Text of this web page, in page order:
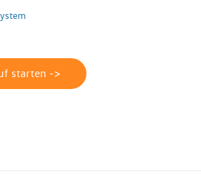
starten ->